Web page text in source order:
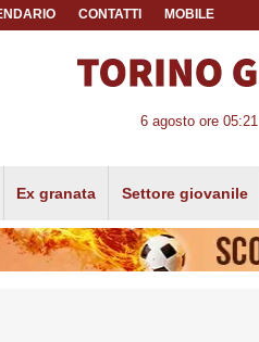
CONTATTI MOBILE
6 agosto ore 05:21
Ex granata Settore giovanile